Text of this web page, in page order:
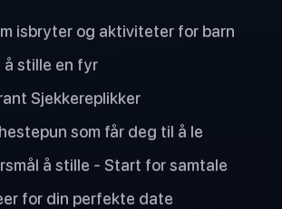
isbryter og aktiviteter for barn
stille en fyr
Sjekkereplikker
som får deg til å le
å stille - Start for samtale
for din perfekte date